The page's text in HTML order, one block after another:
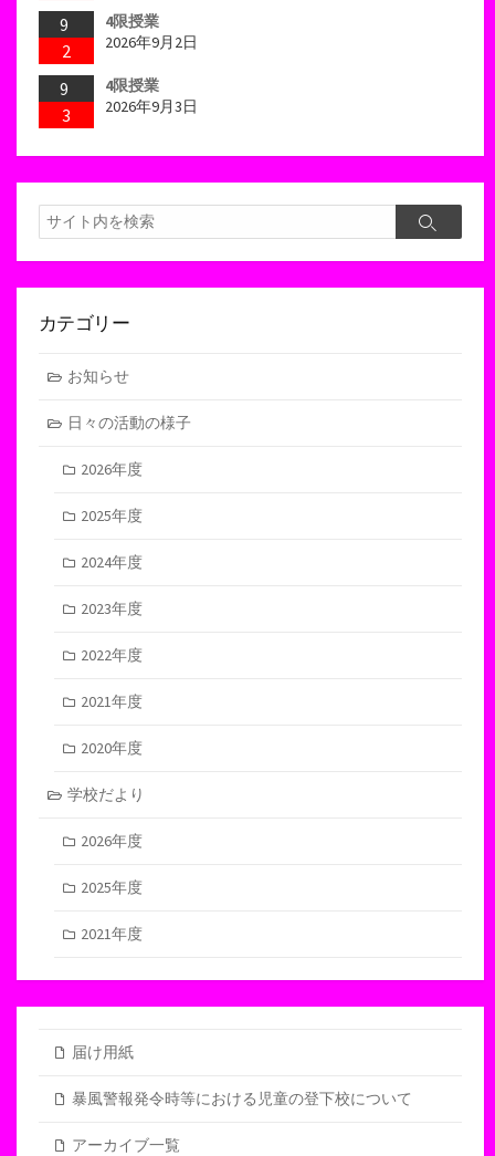
9
2
4限授業
2026年9月2日
9
3
4限授業
2026年9月3日
検
索
検
カテゴリー
お知らせ
日々の活動の様子
2026年度
2025年度
2024年度
2023年度
2022年度
2021年度
2020年度
学校だより
2026年度
2025年度
2021年度
届け用紙
暴風警報発令時等における児童の登下校について
アーカイブ一覧